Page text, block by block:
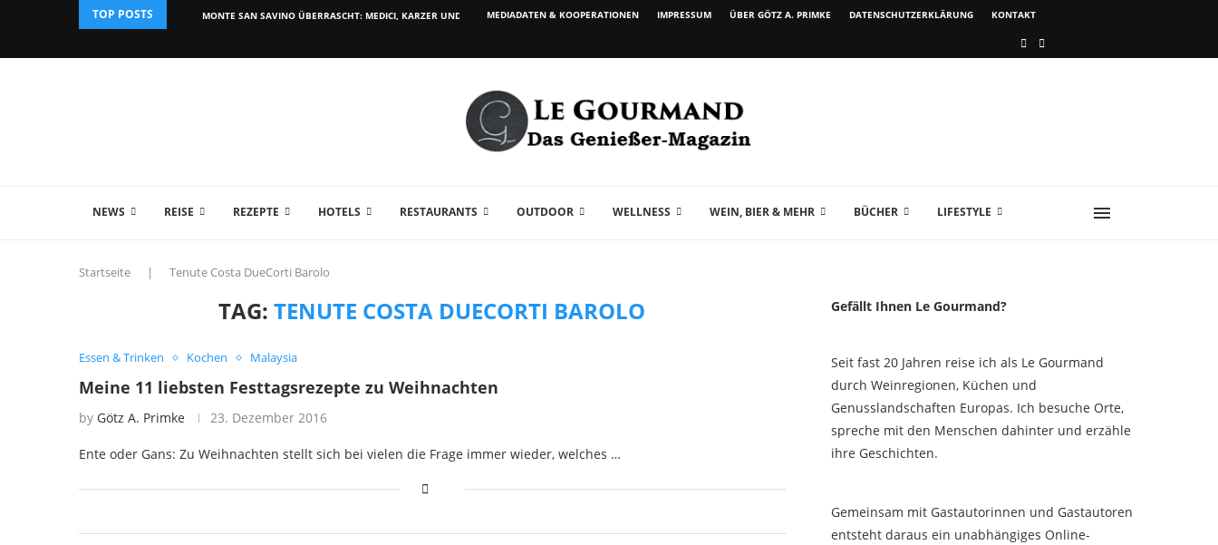
TOP POSTS MONTE SAN SAVINO ÜBERRASCHT: MEDICI, KARZER UND WEIN...MEDIADATEN & KOOPERATIONEN IMPRESSUM ÜBER GÖTZ A. PRIMKE DATENSCHUTZERKLÄRUNG KONTAKT
NEWS REISE REZEPTE HOTELS RESTAURANTS OUTDOOR WELLNESS WEIN, BIER & MEHR BÜCHER LIFESTYLE
Startseite | Tenute Costa DueCorti Barolo
TAG:TENUTE COSTA DUECORTI BAROLO
Essen & Trinken Kochen Malaysia
Meine 11 liebsten Festtagsrezepte zu Weihnachten
by Götz A. Primke 23. Dezember 2016
Ente oder Gans: Zu Weihnachten stellt sich bei vielen die Frage immer wieder, welches …
Gefällt Ihnen Le Gourmand?
Seit fast 20 Jahren reise ich als Le Gourmand
durch Weinregionen, Küchen und
Genusslandschaften Europas. Ich besuche Orte,
spreche mit den Menschen dahinter und erzähle
ihre Geschichten.
Gemeinsam mit Gastautorinnen und Gastautoren
entsteht daraus ein unabhängiges Online-